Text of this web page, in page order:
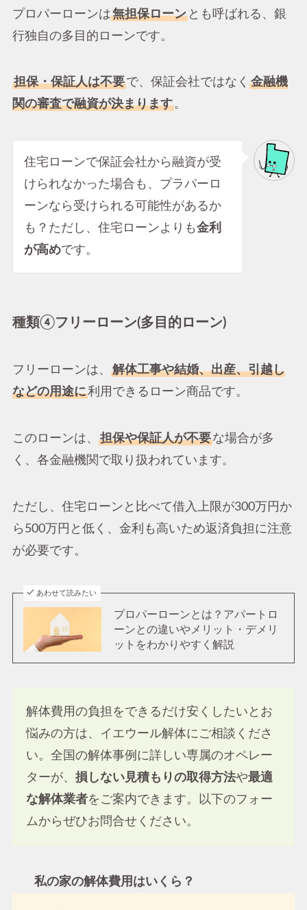
プロパーローンは無担保ローンとも呼ばれる、銀
行独自の多目的ローンです。
担保・保証人は不要で、保証会社ではなく 金融機
関の審査で融資が決まります。
住宅ローンで保証会社から融資が受
けられなかった場合も、プラパーロ
ーンなら受けられる可能性があるか
も？ただし、住宅ローンよりも金利
が高めです。
種類④フリーローン(多目的ローン)
フリーローンは、
解体工事や結婚、出産、引越し
などの用途に利用できるローン商品です。
このローンは、 担保や保証人が不要な場合が多
く、各金融機関で取り扱われています。
ただし、住宅ローンと比べて借入上限が300万円か
ら500万円と低く、金利も高いため返済負担に注意
が必要です。
あわせて読みたい
プロパーローンとは？アパートロ
ーンとの違いやメリット・デメリ
ットをわかりやすく解説
解体費用の負担をできるだけ安くしたいとお
悩みの方は、イエウール解体にご相談くださ
い。全国の解体事例に詳しい専属のオペレー
ターが、 損しない見積もりの取得方法や最適
な解体業者をご案内できます。以下のフォー
ムからぜひお問合せください。
私の家の解体費用はいくら？